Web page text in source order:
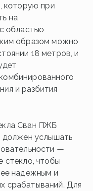
которую при
на
областью
образом можно
18 метров, и
и разбития
Сван ПЖБ
должен услышать
—
стекло, чтобы
надежным и
срабатываний. Для